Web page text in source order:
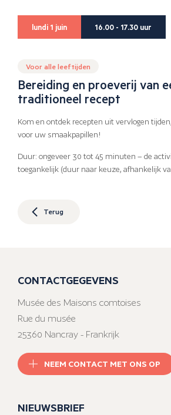
lundi 1 juin 16.00 - 17.30 uur
Voor alle leeftijden
Bereiding en proeverij van
traditioneel recept
Kom en ontdek recepten uit vervlogen
voor uw smaakpapillen!
Duur: ongeveer 30 tot 45 minuten – de
toegankelijk (duur naar keuze, afhankelijk
Terug
CONTACTGEGEVENS
Musée des Maisons comtoises
Rue du musée
25360 Nancray - Frankrijk
NEEM CONTACT MET ONS OP
NIEUWSBRIEF